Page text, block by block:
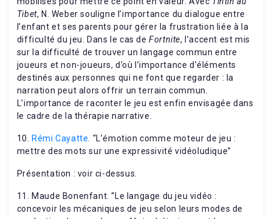
Tibet, N. Weber souligne l’importance du dialogue entre
l’enfant et ses parents pour gérer la frustration liée à la
difficulté du jeu. Dans le cas deFortnite, l’accent est mis
sur la difficulté de trouver un langage commun entre
joueurs et non-joueurs, d’où l’importance d’éléments
destinés aux personnes qui ne font que regarder : la
narration peut alors offrir un terrain commun.
L’importance de raconter le jeu est enfin envisagée dans
le cadre de la thérapie narrative.
10. Rémi Cayatte . “L’émotion comme moteur de jeu :
mettre des mots sur une expressivité vidéoludique”
Présentation : voir ci-dessus.
11. Maude Bonenfant. “Le langage du jeu vidéo :
concevoir les mécaniques de jeu selon leurs modes de